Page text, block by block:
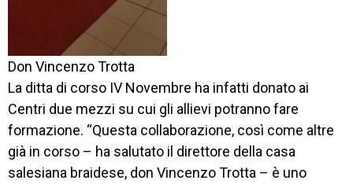
Don Vincenzo Trotta
La ditta di corso IV Novembre ha infatti donato ai
Centri due mezzi su cui gli allievi potranno fare
formazione. “Questa collaborazione, così come altre
già in corso – ha salutato il direttore della casa
salesiana braidese, don Vincenzo Trotta – è uno